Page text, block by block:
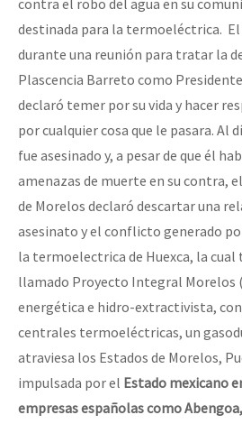
destinada para la termoeléctrica. El
durante una reunión para tratar la
Plascencia Barreto como Presidente
declaró temer por su vida y hacer
por cualquier cosa que le pasara. Al
fue asesinado y, a pesar de que él
amenazas de muerte en su contra,
de Morelos declaró descartar una
asesinato y el conflicto generado
la termoelectrica de Huexca, la
llamado Proyecto Integral Morelos
energética e hidro-extractivista,
centrales termoeléctricas, un
atraviesa los Estados de Morelos,
impulsada por el Estado mexicano
empresas españolas como